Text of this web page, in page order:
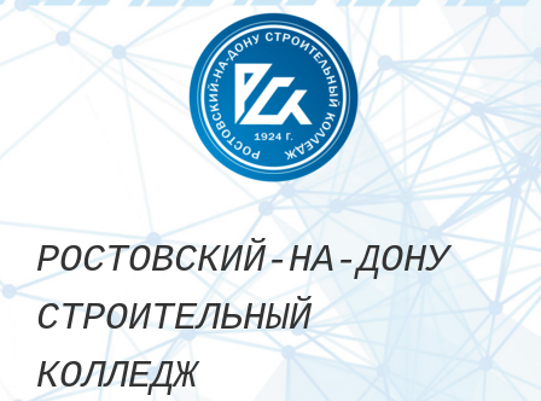
Перейти к основному содержанию
РОСТОВСКИЙ-НА-ДОНУ
СТРОИТЕЛЬНЫЙ
КОЛЛЕДЖ